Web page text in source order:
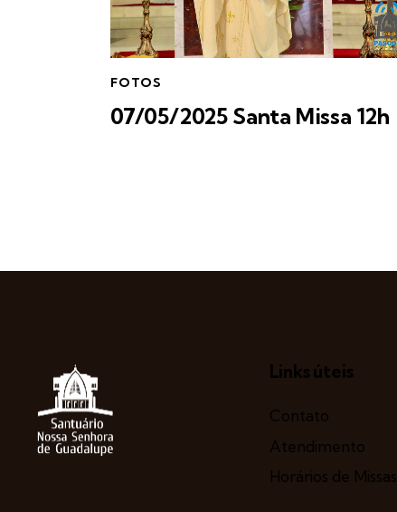
FOTOS
07/05/2025 Santa Missa 12h
Links úteis
Contato
Atendimento
Horários de Missas